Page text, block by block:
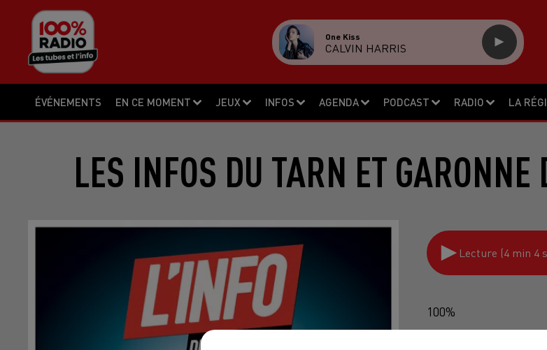
ÉVÉNEMENTS EN CE MOMENT JEUX INFOS AGENDA PODCAST RADIO LA
One Kiss
CALVIN HARRIS
LES INFOS DU TARN ET
Lecture (4 min 4
100%